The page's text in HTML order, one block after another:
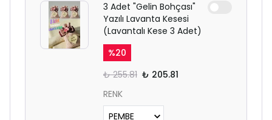
3 Adet "Gelin Bohçası"
Yazılı Lavanta Kesesi
(Lavantalı Kese 3 Adet)
%20
₺ 255.81 ₺ 205.81
RENK